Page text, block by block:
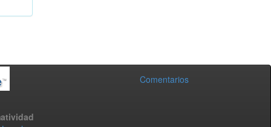
Comentarios